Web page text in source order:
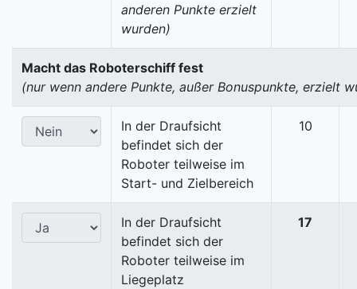
anderen Punkte erzielt
wurden)
Macht das Roboterschiff fest
(nur wenn andere Punkte, außer Bonuspunkte, erzielt
In der Draufsicht
befindet sich der
Roboter teilweise im
Start- und Zielbereich
10
In der Draufsicht
befindet sich der
Roboter teilweise im
Liegeplatz
17